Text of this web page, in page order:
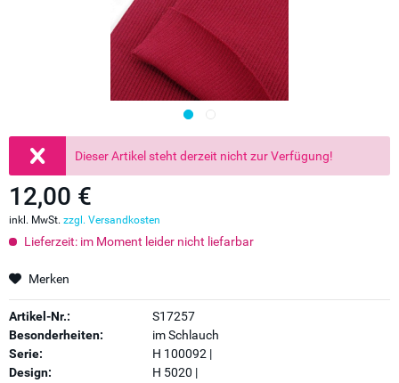
Dieser Artikel steht derzeit nicht zur Verfügung!
12,00 €
inkl. MwSt. zzgl. Versandkosten
Lieferzeit: im Moment leider nicht liefarbar
Merken
Artikel-Nr.:
S17257
Besonderheiten:
im Schlauch
Serie:
H 100092 |
Design:
H 5020 |